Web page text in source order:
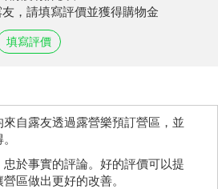
，請填寫評價並獲得購物金
填寫評價
自露友透過露營樂預訂營區，並
於事實的評論。好的評價可以提
區做出更好的改善。